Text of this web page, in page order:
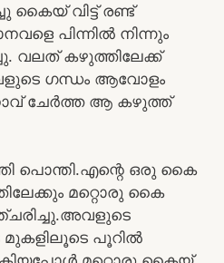
കൈയ് വിട്ട് രണ്ട്
പിന്നിൽ നിന്നും
വലത് കഴുത്തിലേക്ക്
ഗന്ധം ആവോളം
ചേർത്ത ആ കഴുത്ത്
പൊന്തി.എന്റെ ഒരു കൈ
മറ്റൊരു കൈ
മുകളിലൂടെ പൂറിൽ